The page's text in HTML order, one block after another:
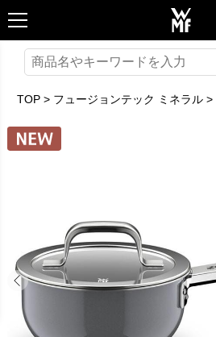
TOP> フュージョンテック ミネラル>